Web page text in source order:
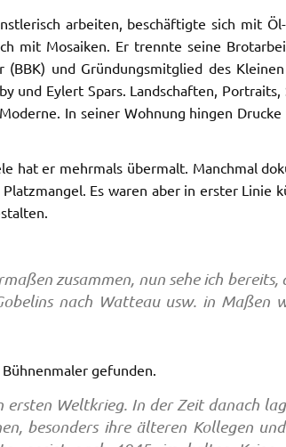
arbeiten, beschäftigte sich mit
mit Mosaiken. Er trennte seine
und Gründungsmitglied des
und Eylert Spars. Landschaften,
In seiner Wohnung hingen
hat er mehrmals übermalt. Manchmal
Es waren aber in erster Linie
zusammen, nun sehe ich
nach Watteau usw. in Maßen
gefunden.
Weltkrieg. In der Zeit danach
besonders ihre älteren Kollegen